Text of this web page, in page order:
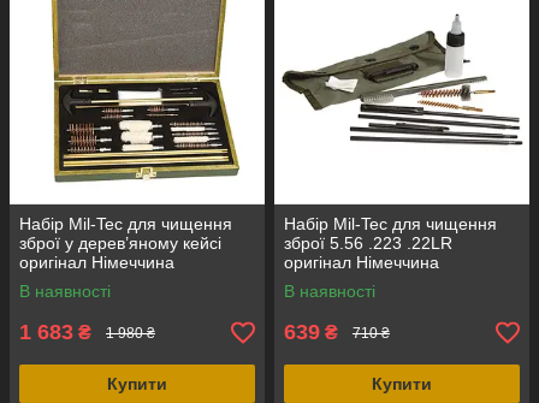
Набір Mil-Tec для чищення
зброї у дерев’яному кейсі
оригінал Німеччина
В наявності
1 683 ₴ 1 980 ₴
Купити
Набір Mil-Tec для чищення
зброї 5.56 .223 .22LR
оригінал Німеччина
В наявності
639 ₴ 710 ₴
Купити